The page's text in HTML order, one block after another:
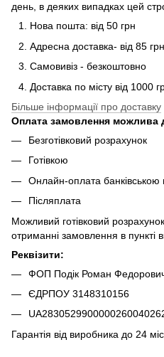
день, в деяких випадках цей
Нова пошта: від 50 грн
Адресна доставка- від 85 грн
Самовивіз - безкоштовно
Доставка по місту від 1000
Більше інформації про доставку
Оплата замовлення можлива
Безготівковий розрахунок
Готівкою
Онлайн-оплата банківською
Післяплата
Можливий готівковий
отриманні замовлення в пункті
Реквізити:
ФОП Подік Роман
ЄДРПОУ 3148310156
Гарантія від виробника до 24